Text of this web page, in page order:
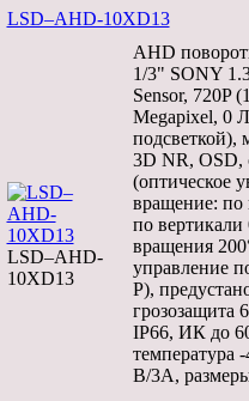
LSD–AHD-10XD13
LSD–AHD-
10XD13
AHD
1/3" SONY
Sensor, 720P
Megapixel, 0
подсветкой),
3D NR, OSD,
(оптическое
вращение: по
по вертикали
вращения
управление
P),
грозозащита
IP66, ИК до
температура
В/3A,